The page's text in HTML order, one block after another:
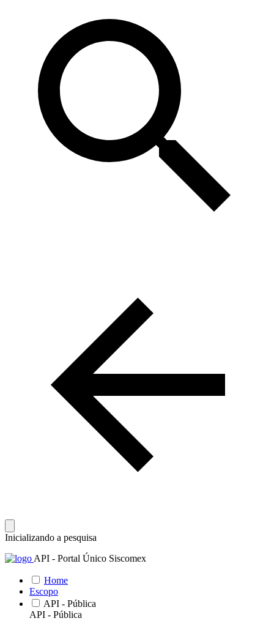
Inicializando a pesquisa
API - Portal Único Siscomex
Home
Escopo
API - Pública
API - Pública